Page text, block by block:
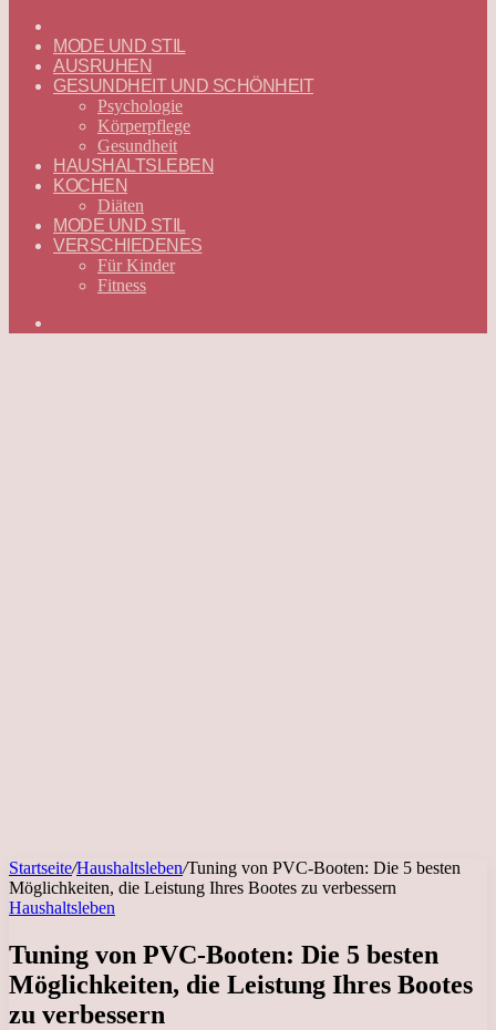
—
DEUTSCH
MODE UND STIL
AUSRUHEN
GESUNDHEIT UND SCHÖNHEIT
Psychologie
Körperpflege
Gesundheit
HAUSHALTSLEBEN
KOCHEN
Diäten
MODE UND STIL
VERSCHIEDENES
Für Kinder
Fitness
Startseite/Haushaltsleben/Tuning von PVC-Booten: Die 5 besten
Möglichkeiten, die Leistung Ihres Bootes zu verbessern
Haushaltsleben
Tuning von PVC-Booten: Die 5 besten
Möglichkeiten, die Leistung Ihres Bootes
zu verbessern